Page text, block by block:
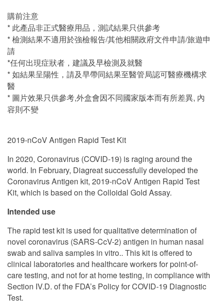
購前注意
* 此產品非正式醫療用品，測試結果只供參考
* 檢測結果不適用於強檢報告/其他相關政府文件申請/旅遊申
請
*任何出現症狀者，建議及早檢測及就醫
* 如結果呈陽性，請及早帶同結果至醫管局認可醫療機構求
醫
* 圖片效果只供參考,外盒會因不同國家版本而有所差異, 內
容則不變
2019-nCoV Antigen Rapid Test Kit
In 2020, Coronavirus (COVID-19) is raging around the
world. In February, Diagreat successfully developed the
Coronavirus Antigen kit, 2019-nCoV Antigen Rapid Test
Kit, which is based on the Colloidal Gold Assay.
Intended use
The rapid test kit is used for qualitative determination of
novel coronavirus (SARS-CcV-2) antigen in human nasal
swab and saliva samples in vitro.. This kit is offered to
clinical laboratories and healthcare workers for point-of-
care testing, and not for at home testing, in compliance with
Section IV.D. of the FDA’s Policy for COVID-19 Diagnostic
Test.